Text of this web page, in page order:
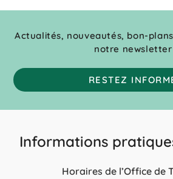
Actualités, nouveautés, bon-
notre newsletter
RESTEZ
Informations
Horaires de l’Office de